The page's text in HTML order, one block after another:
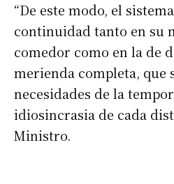
“De este modo, el
continuidad tanto en su
comedor como en la de
merienda completa, que
necesidades de la
idiosincrasia de cada
Ministro.